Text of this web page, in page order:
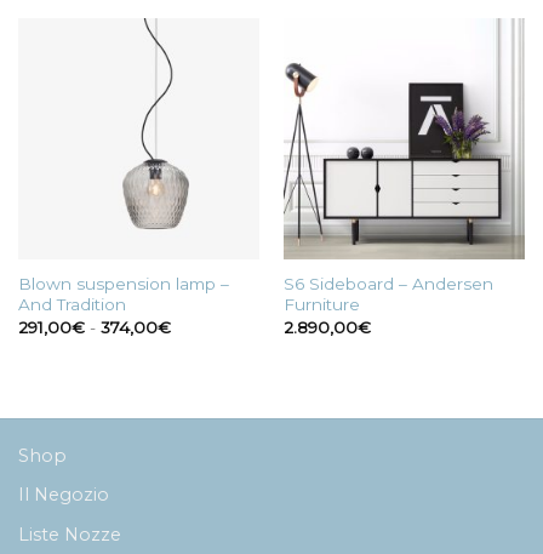
Blown suspension lamp –
And Tradition
291,00€ - 374,00€Fascia
374,00€
S6 Sideboard – Andersen
Furniture
2.890,00€
Shop
Il Negozio
Liste Nozze